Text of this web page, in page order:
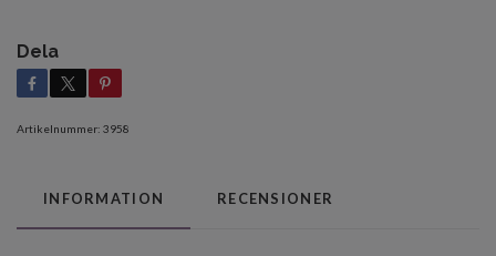
Dela
Artikelnummer: 3958
INFORMATION RECENSIONER